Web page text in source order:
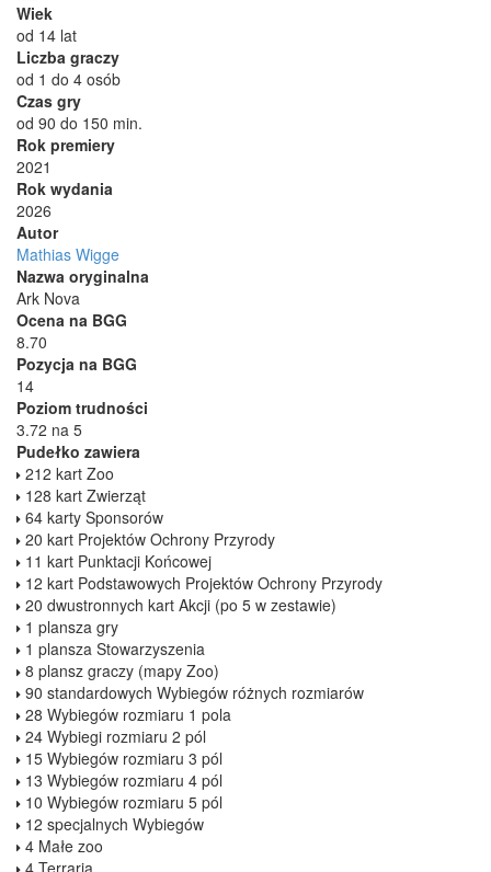
Wiek
od 14 lat
Liczba graczy
od 1 do 4 osób
Czas gry
od 90 do 150 min.
Rok premiery
2021
Rok wydania
2026
Autor
Mathias Wigge
Nazwa oryginalna
Ark Nova
Ocena na BGG
8.70
Pozycja na BGG
14
Poziom trudności
3.72 na 5
Pudełko zawiera
212 kart Zoo
128 kart Zwierząt
64 karty Sponsorów
20 kart Projektów Ochrony Przyrody
11 kart Punktacji Końcowej
12 kart Podstawowych Projektów Ochrony Przyrody
20 dwustronnych kart Akcji (po 5 w zestawie)
1 plansza gry
1 plansza Stowarzyszenia
8 plansz graczy (mapy Zoo)
90 standardowych Wybiegów różnych rozmiarów
28 Wybiegów rozmiaru 1 pola
24 Wybiegi rozmiaru 2 pól
15 Wybiegów rozmiaru 3 pól
13 Wybiegów rozmiaru 4 pól
10 Wybiegów rozmiaru 5 pól
12 specjalnych Wybiegów
4 Małe zoo
4 Terraria